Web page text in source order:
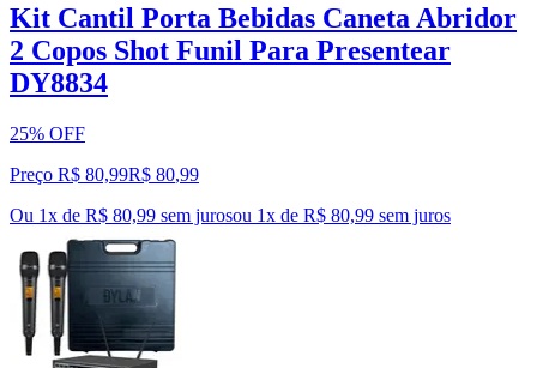
Kit Cantil Porta Bebidas Caneta Abridor
2 Copos Shot Funil Para Presentear
DY8834
25% OFF
Preço R$ 80,99R$ 80,99
Ou 1x de R$ 80,99 sem jurosou 1x de R$ 80,99 sem juros